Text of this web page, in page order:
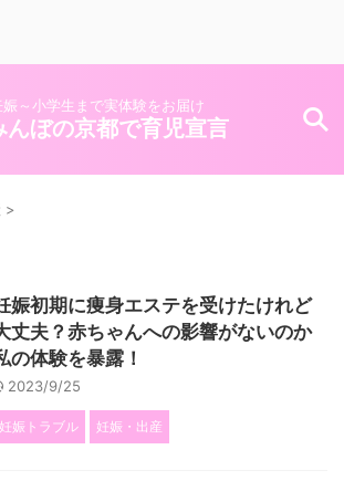
娠～小学生まで実体験をお届け
んぼの京都で育児宣言
>
娠初期に痩身エステを受けたけれど
丈夫？赤ちゃんへの影響がないのか
の体験を暴露！
2023/9/25
妊娠トラブル 妊娠・出産